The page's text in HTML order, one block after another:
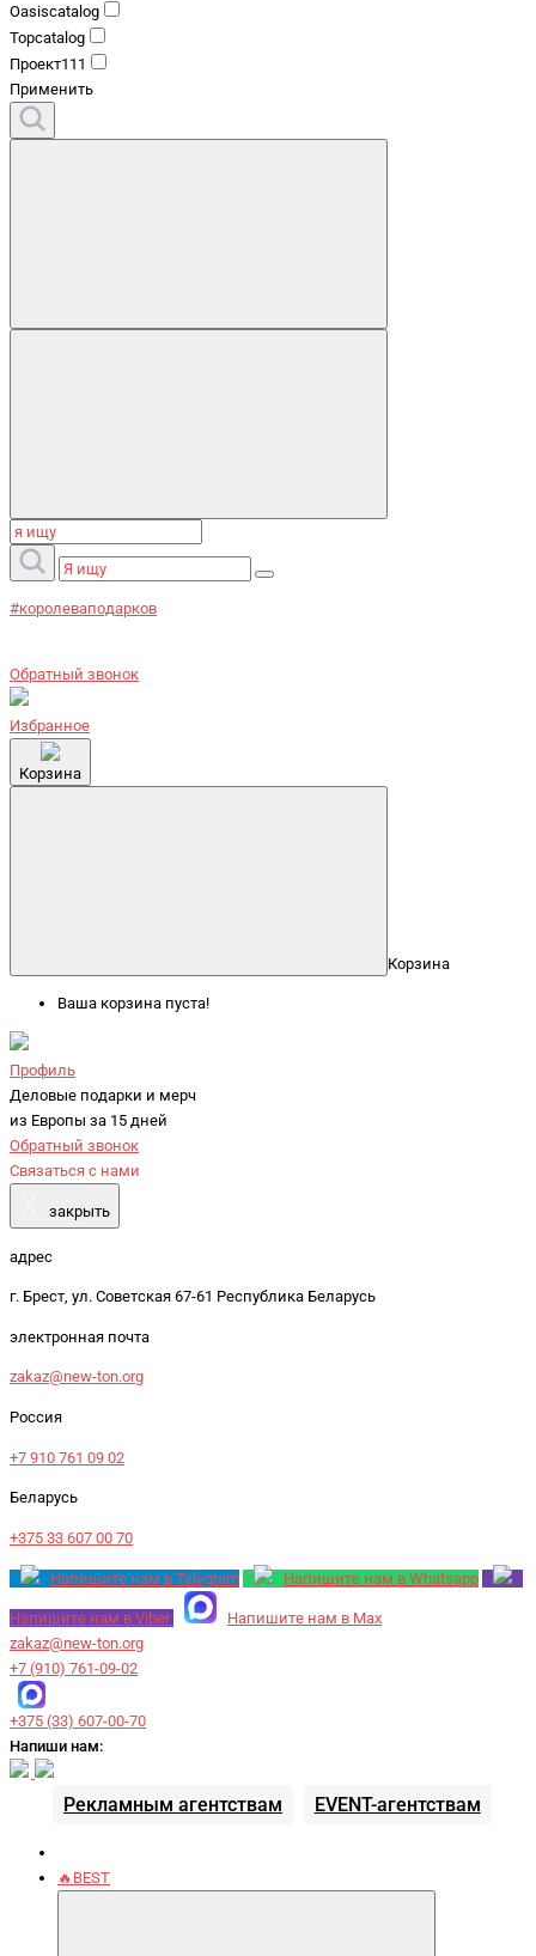
Oasiscatalog
Topcatalog
Проект111
Применить
#королеваподарков
Обратный звонок
Избранное
Корзина
Корзина
Ваша корзина пуста!
Профиль
Деловые подарки и мерч
из Европы за 15 дней
Обратный звонок
Связаться с нами
закрыть
адрес
г. Брест, ул. Советская 67-61 Республика Беларусь
электронная почта
zakaz@new-ton.org
Россия
+7 910 761 09 02
Беларусь
+375 33 607 00 70
Напишите нам в Telegram Напишите нам в Whatsapp
Напишите нам в Viber
Напишите нам в Max
zakaz@new-ton.org
+7 (910) 761-09-02
+375 (33) 607-00-70
Напиши нам:
Рекламным агентствам EVENT-агентствам
🔥BEST